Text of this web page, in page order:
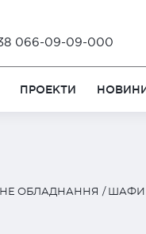
066-09-09-000
ПРОЕКТИ
ОБЛАДНАННЯ ШАФИ